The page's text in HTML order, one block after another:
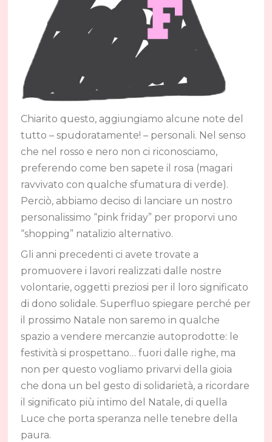
Chiarito questo, aggiungiamo alcune note del
tutto – spudoratamente! – personali. Nel senso
che nel rosso e nero non ci riconosciamo,
preferendo come ben sapete il rosa (magari
ravvivato con qualche sfumatura di verde).
Perciò, abbiamo deciso di lanciare un nostro
personalissimo “pink friday” per proporvi uno
“shopping” natalizio alternativo.
Gli anni precedenti ci avete trovate a
promuovere i lavori realizzati dalle nostre
volontarie, oggetti preziosi per il loro significato
di dono solidale. Superfluo spiegare perché per
il prossimo Natale non saremo in qualche
spazio a vendere mercanzie autoprodotte: le
festività si prospettano… fuori dalle righe, ma
non per questo vogliamo privarvi della gioia
che dona un bel gesto di solidarietà, a ricordare
il significato più intimo del Natale, di quella
Luce che porta speranza nelle tenebre della
paura.